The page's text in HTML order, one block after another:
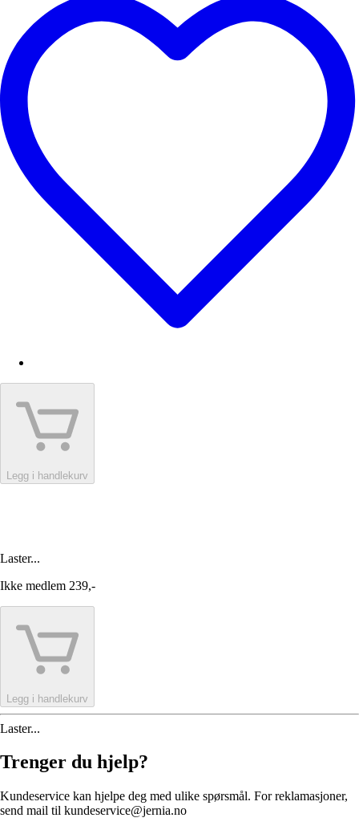
Legg i handlekurv
Laster...
Ikke medlem 239,-
Legg i handlekurv
Laster...
Trenger du hjelp?
Kundeservice kan hjelpe deg med ulike spørsmål. For reklamasjoner,
send mail til kundeservice@jernia.no